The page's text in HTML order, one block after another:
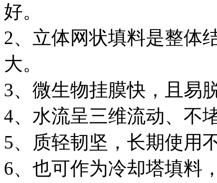
好。
2、立体网状填料是整体
大。
3、微生物挂膜快，且易
4、水流呈三维流动、不
5、质轻韧坚，长期使用
6、也可作为冷却塔填料